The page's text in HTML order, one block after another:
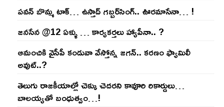
ప‌వ‌న్ బొమ్మ టాక్‌… ఉస్తాద్ గ‌బ్బ‌ర్‌సింగ్‌.. ఊర‌మాసేనా… !
జనసేన @12 ఏళ్ళు … కార్యకర్తలు హ్యాపీనా.. ?
ఆమంచికి వైసీపీ కండువా వేస్తోన్న జ‌గ‌న్‌.. క‌ర‌ణం ఫ్యామిలీ
అవుట్‌..?
తెలుగు రాజ‌కీయాల్లో చెక్కు చెద‌ర‌ని కావూరి రికార్డులు…
బాల‌య్యతో బంధుత్వం…!